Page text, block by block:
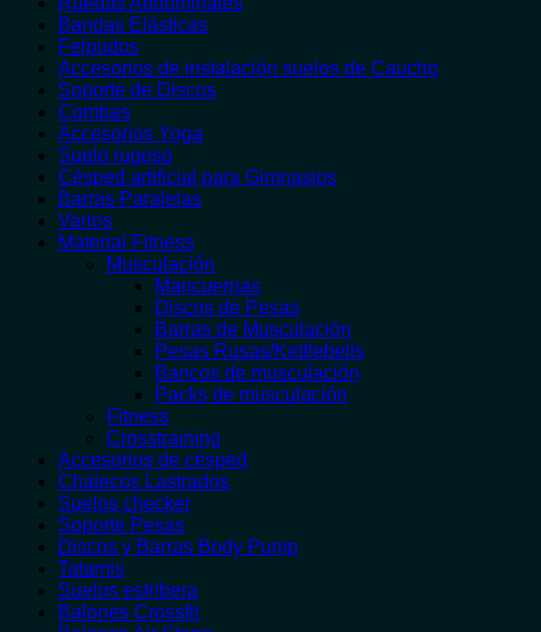
Bandas Elásticas
Felpudos
Accesorios de instalación suelos de Caucho
Soporte de Discos
Combas
Accesorios Yoga
Suelo rugoso
Césped artificial para Gimnasios
Barras Paralelas
Varios
Material Fitness
Musculación
Mancuernas
Discos de Pesas
Barras de Musculación
Pesas Rusas/Kettlebells
Bancos de musculación
Packs de musculación
Fitness
Crosstraining
Accesorios de césped
Chalecos Lastrados
Suelos checker
Soporte Pesas
Discos y Barras Body Pump
Tatamis
Suelos estribera
Balones Crossfit